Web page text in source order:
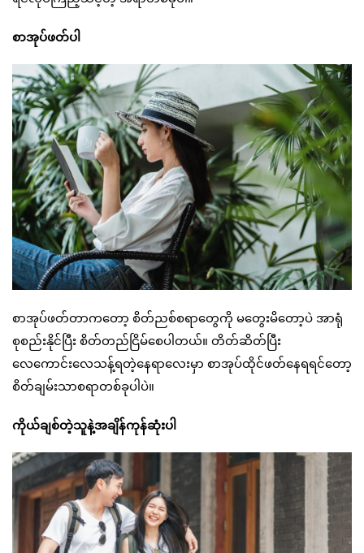
စာအုပ်ဖတ်ပါ
စာအုပ်ဖတ်တာကတော့ စိတ်ညစ်စရာတွေကို မတွေးမိတော့ပဲ အာရုံ
စုစည်းနိုင်ပြီး စိတ်တည်ငြိမ်စေပါတယ်။ တိတ်ဆိတ်ပြီး
လေကောင်းလေသန့်ရတဲ့နေရာလေးမှာ စာအုပ်ထိုင်ဖတ်နေရရင်တော့
စိတ်ချမ်းသာစရာတစ်ခုပါပဲ။
ကိုယ်ချစ်တဲ့သူနဲ့အချိန်ကုန်ဆုံးပါ